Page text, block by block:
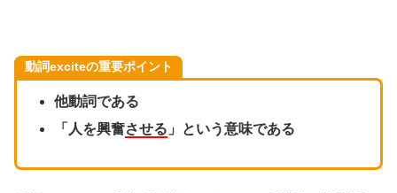
動詞exciteの重要ポイント
他動詞である
「人を興奮させる 」という意味である